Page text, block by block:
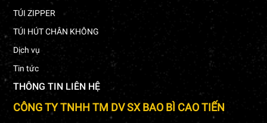
TÚI ZIPPER
TÚI HÚT CHÂN KHÔNG
Dịch vụ
Tin tức
THÔNG TIN LIÊN HỆ
CÔNG TY TNHH TM DV SX BAO BÌ CAO TIẾN